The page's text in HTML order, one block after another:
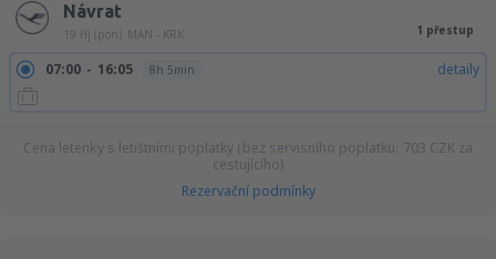
Návrat
19 říj (pon) MAN - KRK 1 přestup
07:00 16:05 8h 5min detaily
Cena letenky s letištními poplatky (bez servisního poplatku: 703 CZK za
cestujícího)
Rezervační podmínky